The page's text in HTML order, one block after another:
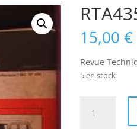
15,00€
Revue
5 en stock